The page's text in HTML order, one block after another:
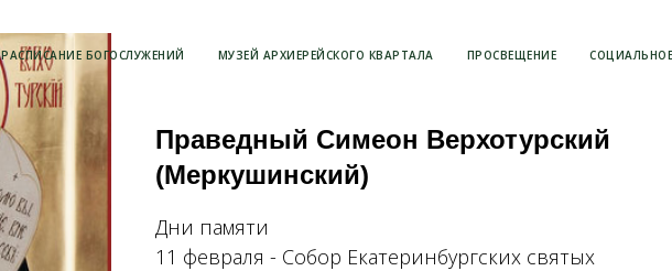
РАСПИСАНИЕ БОГОСЛУЖЕНИЙ МУЗЕЙ АРХИЕРЕЙСКОГО КВАРТАЛА ПРОСВЕЩЕНИЕ
Праведный Симеон Верхотурский
(Меркушинский)
Дни памяти
11 февраля - Собор Екатеринбургских святых